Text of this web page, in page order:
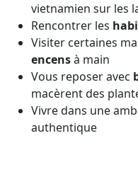
vietnamien sur les
Rencontrer les
Visiter certaines
encensà main
Vous reposer avec
macèrent des
Vivre dans une
authentique